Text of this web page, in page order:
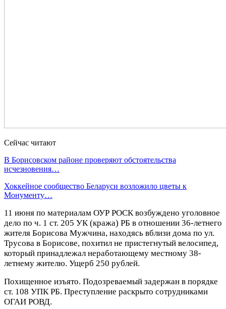
Сейчас читают
В Борисовском районе проверяют обстоятельства
исчезновения…
Хоккейное сообщество Беларуси возложило цветы к
Монументу…
11 июня по материалам ОУР РОСК возбуждено уголовное
дело по ч. 1 ст. 205 УК (кража) РБ в отношении 36-летнего
жителя Борисова Мужчина, находясь вблизи дома по ул.
Трусова в Борисове, похитил не пристегнутый велосипед,
который принадлежал неработающему местному 38-
летнему жителю. Ущерб 250 рублей.
Похищенное изъято. Подозреваемый задержан в порядке
ст. 108 УПК РБ. Преступление раскрыто сотрудниками
ОГАИ РОВД.